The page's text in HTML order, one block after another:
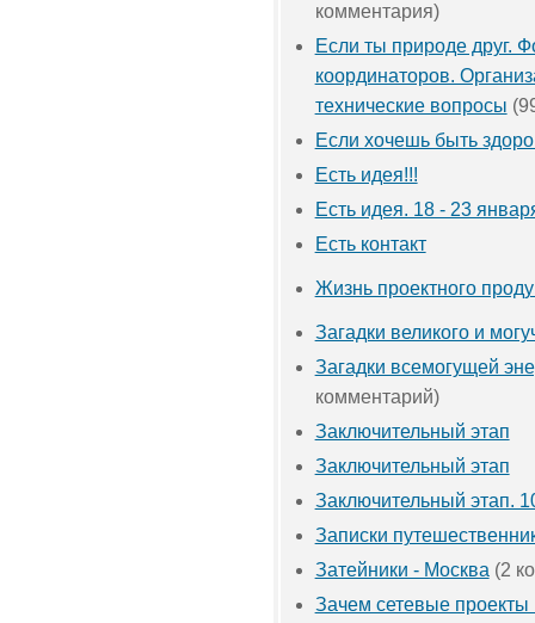
комментария)
Если ты природе друг.
координаторов.
технические вопросы
Если хочешь быть
Есть идея!!!
Есть идея. 18 - 23
Есть контакт
Жизнь проектного
Загадки великого и
Загадки всемогущей
комментарий)
Заключительный этап
Заключительный этап
Заключительный этап.
Записки
Затейники - Москва (2
Зачем сетевые